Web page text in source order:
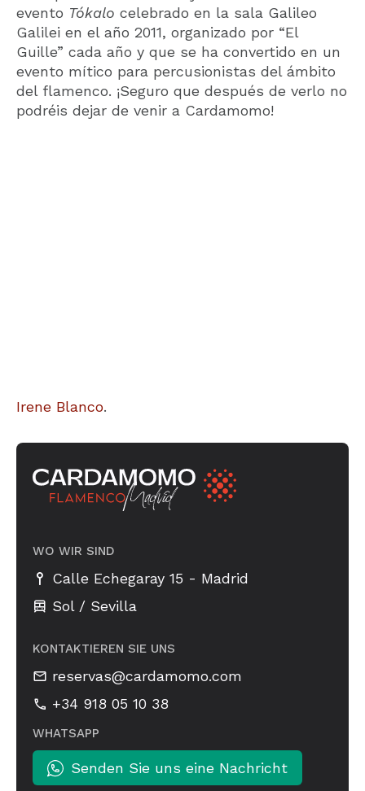
evento Tókalo celebrado en la sala Galileo
Galilei en el año 2011, organizado por “El
Guille” cada año y que se ha convertido en un
evento mítico para percusionistas del ámbito
del flamenco. ¡Seguro que después de verlo no
podréis dejar de venir a Cardamomo!
Irene Blanco.
WO WIR SIND
Calle Echegaray 15 - Madrid
Sol / Sevilla
KONTAKTIEREN SIE UNS
reservas@cardamomo.com
+34 918 05 10 38
WHATSAPP
Senden Sie uns eine Nachricht